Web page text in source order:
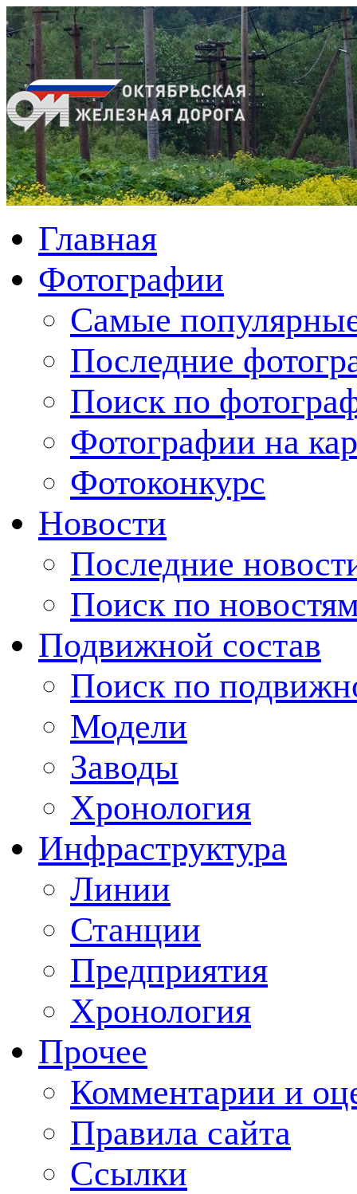
Главная
Фотографии
Cамые
Последние
Поиск по
Фотографии на
Фотоконкурс
Новости
Последние
Поиск по
Подвижной состав
Поиск по
Модели
Заводы
Хронология
Инфраструктура
Линии
Станции
Предприятия
Хронология
Прочее
Комментарии и
Правила сайта
Ссылки